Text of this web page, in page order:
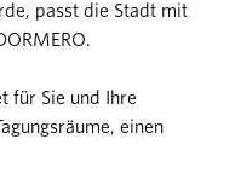
passt die Stadt mit
für Sie und Ihre
einen